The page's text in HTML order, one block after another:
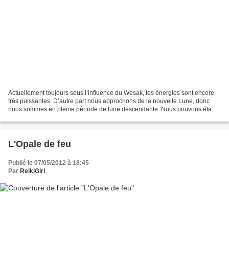
Actuellement toujours sous l’influence du Wesak, les énergies sont encore
très puissantes. D’autre part nous approchons de la nouvelle Lune, donc
nous sommes en pleine période de lune descendante. Nous pouvons établir
L'Opale de feu
Publié le 07/05/2012 à 18:45
Par ReikiGirl